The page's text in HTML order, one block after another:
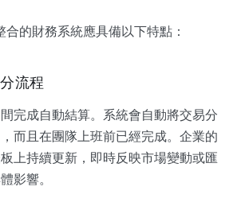
合的財務系統應具備以下特點：
流程
完成自動結算。系統會自動將交易分
而且在團隊上班前已經完成。企業的
上持續更新，即時反映市場變動或匯
影響。